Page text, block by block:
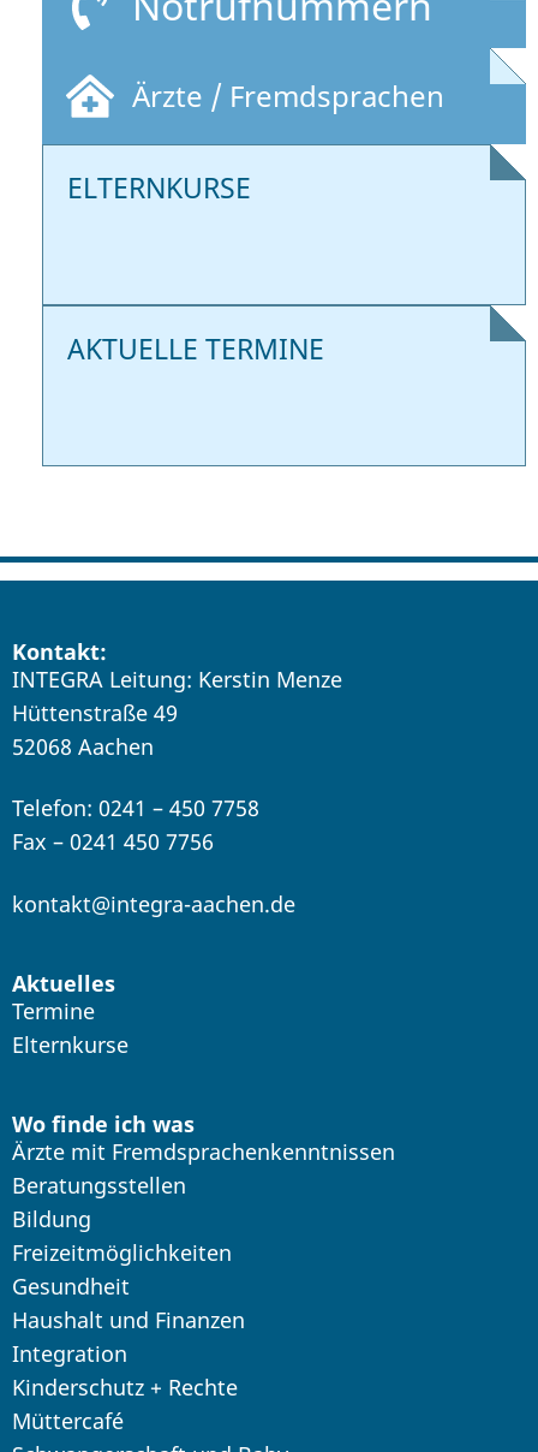
Ärzte / Fremdsprachen
ELTERNKURSE
AKTUELLE TERMINE
Kontakt:
INTEGRA Leitung: Kerstin Menze
Hüttenstraße 49
52068 Aachen
Telefon: 0241 – 450 7758
Fax – 0241 450 7756
kontakt@integra-aachen.de
Aktuelles
Termine
Elternkurse
Wo finde ich was
Ärzte mit Fremdsprachenkenntnissen
Beratungsstellen
Bildung
Freizeitmöglichkeiten
Gesundheit
Haushalt und Finanzen
Integration
Kinderschutz + Rechte
Müttercafé